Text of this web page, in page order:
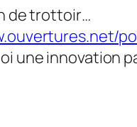
de trottoir…
une innovation